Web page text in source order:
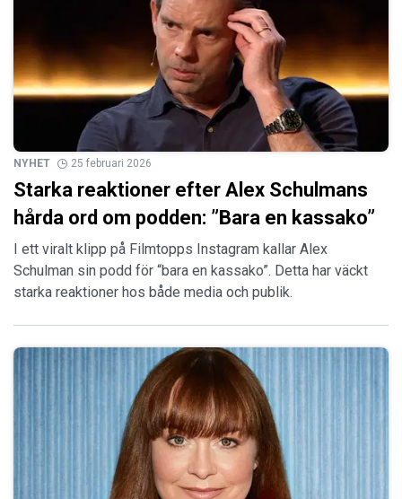
NYHET 25 februari 2026
Starka reaktioner efter Alex Schulmans
hårda ord om podden: ”Bara en kassako”
I ett viralt klipp på Filmtopps Instagram kallar Alex
Schulman sin podd för “bara en kassako”. Detta har väckt
starka reaktioner hos både media och publik.